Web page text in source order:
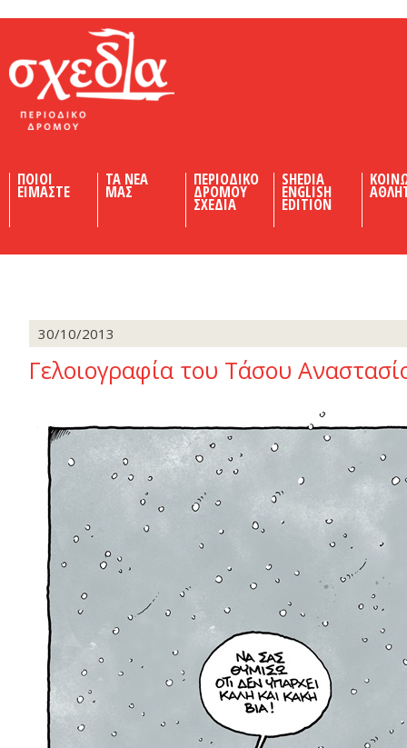
ΠΟΙΟΙ
ΕΙΜΑΣΤΕ
ΤΑ ΝΕΑ
ΜΑΣ
ΠΕΡΙΟΔΙΚΟ
ΔΡΟΜΟΥ
ΣΧΕΔΙΑ
SHEDIA
ENGLISH
EDITION
30/10/2013
Γελοιογραφία του Τάσου